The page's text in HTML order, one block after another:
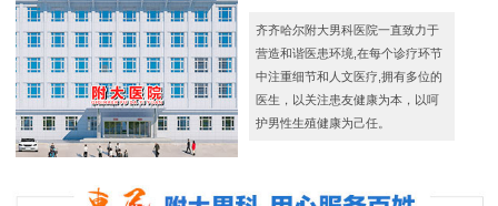
齐齐哈尔附大男科医院一直致力于
营造和谐医患环境,在每个诊疗环节
中注重细节和人文医疗,拥有多位的
医生，以关注患友健康为本，以呵
护男性生殖健康为己任。